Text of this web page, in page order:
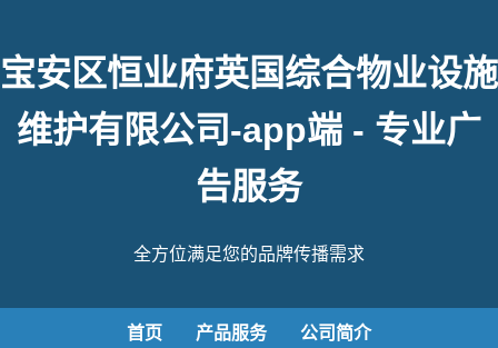
宝安区恒业府英国综合物业设施
维护有限公司-app端 - 专业广
告服务
全方位满足您的品牌传播需求
首页 产品服务 公司简介